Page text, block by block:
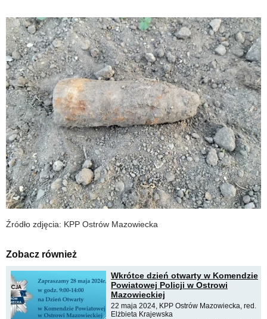
Źródło zdjęcia: KPP Ostrów Mazowiecka
Zobacz również
Wkrótce dzień otwarty w Komendzie
Powiatowej Policji w Ostrowi
Mazowieckiej
22 maja 2024, KPP Ostrów Mazowiecka, red.
Elżbieta Krajewska